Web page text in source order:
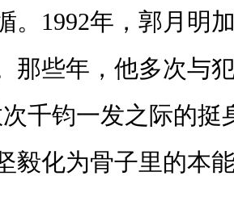
。1992年，郭月明
那些年，他多次与
千钧一发之际的挺
毅化为骨子里的本